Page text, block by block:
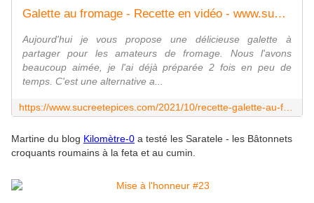
Galette au fromage - Recette en vidéo - www.sucreetepices.com
Aujourd'hui je vous propose une délicieuse galette à
partager pour les amateurs de fromage. Nous l'avons
beaucoup aimée, je l'ai déjà préparée 2 fois en peu de
temps. C'est une alternative a...
Martine du blog Kilomètre-0 a testé les Saratele - les Bâtonnets
croquants roumains à la feta et au cumin.